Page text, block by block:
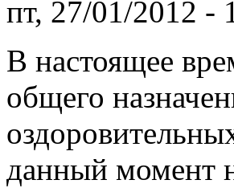
пт, 27/01/2012 -
В настоящее
общего
данный момент